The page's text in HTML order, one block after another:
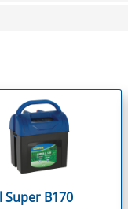
Super B170